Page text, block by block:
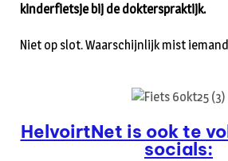
kinderfietsje bij de dokterspraktijk.
Niet op slot. Waarschijnlijk mist
HelvoirtNet is ook te
socials: